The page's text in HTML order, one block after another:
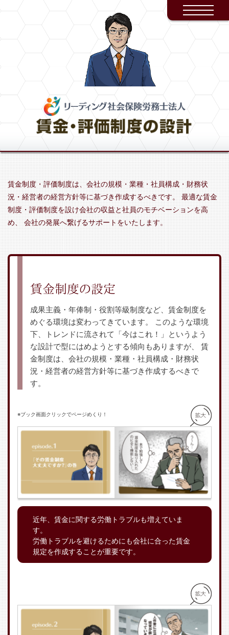
賃金制度・評価制度は、会社の規模・業種・社員構成・財務状
況・経営者の経営方針等に基づき作成するべきです。
最適な賃金
制度・評価制度を設け会社の収益と社員のモチベーションを高
め、
会社の発展へ繋げるサポートをいたします。
賃金制度の設定
成果主義・年俸制・役割等級制度など、賃金制度を
めぐる環境は変わってきています。
このような環境
下、トレンドに流されて「今はこれ！」というよう
な設計で型にはめようとする傾向もありますが、
賃
金制度は、会社の規模・業種・社員構成・財務状
況・経営者の経営方針等に基づき作成するべきで
す。
※ブック画面クリックでページめくり！
近年、賃金に関する労働トラブルも増えていま
す。
労働トラブルを避けるためにも会社に合った賃金
規定を作成することが重要です。